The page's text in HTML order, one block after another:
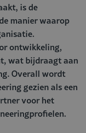
is de
manier waarop
ontwikkeling,
wat bijdraagt aan
Overall wordt
gezien als een
voor het